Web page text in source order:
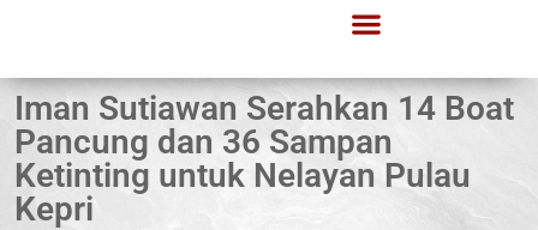
Iman Sutiawan Serahkan 14 Boat
Pancung dan 36 Sampan
Ketinting untuk Nelayan Pulau
Kepri